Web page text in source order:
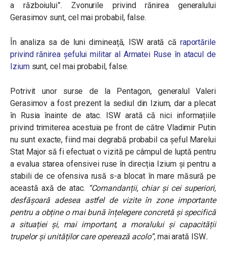
a războiului”. Zvonurile privind rănirea generalului
Gerasimov sunt, cel mai probabil, false.
În analiza sa de luni dimineață, ISW arată că raportările
privind rănirea șefului militar al Armatei Ruse în atacul de
Iziumsunt, cel mai probabil, false.
Potrivit unor surse de la Pentagon, generalul Valeri
Gerasimov a fost prezent la sediul din Izium, dar a plecat
în Rusia înainte de atac. ISW arată că nici informațiile
privind trimiterea acestuia pe front de către Vladimir Putin
nu sunt exacte, fiind mai degrabă probabil ca șeful Marelui
Stat Major să fi efectuat o vizită pe câmpul de luptă pentru
a evalua starea ofensivei ruse în direcția Izium și pentru a
stabili de ce ofensiva rusă s-a blocat în mare măsură pe
această axă de atac. “Comandanții, chiar și cei superiori,
desfășoară adesea astfel de vizite în zone importante
pentru a obține o mai bună înțelegere concretă și specifică
a situației și, mai important, a moralului și capacității
trupelor și unităților care operează acolo”, mai arată ISW.